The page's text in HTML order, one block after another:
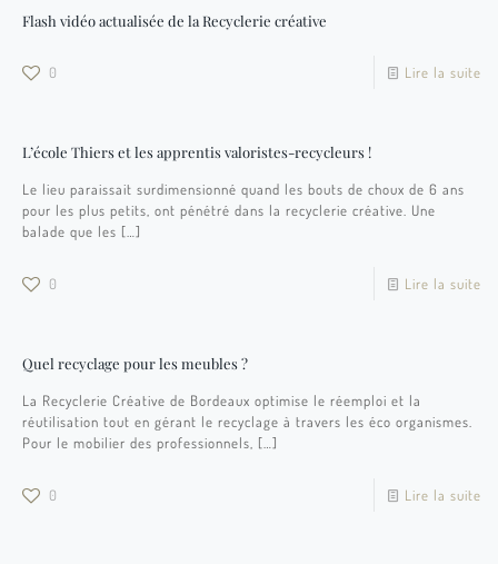
Flash vidéo actualisée de la Recyclerie créative
0 Lire la suite
L’école Thiers et les apprentis valoristes-recycleurs !
Le lieu paraissait surdimensionné quand les bouts de choux de 6 ans
pour les plus petits, ont pénétré dans la recyclerie créative. Une
balade que les […]
0 Lire la suite
Quel recyclage pour les meubles ?
La Recyclerie Créative de Bordeaux optimise le réemploi et la
réutilisation tout en gérant le recyclage à travers les éco organismes.
Pour le mobilier des professionnels, […]
0 Lire la suite